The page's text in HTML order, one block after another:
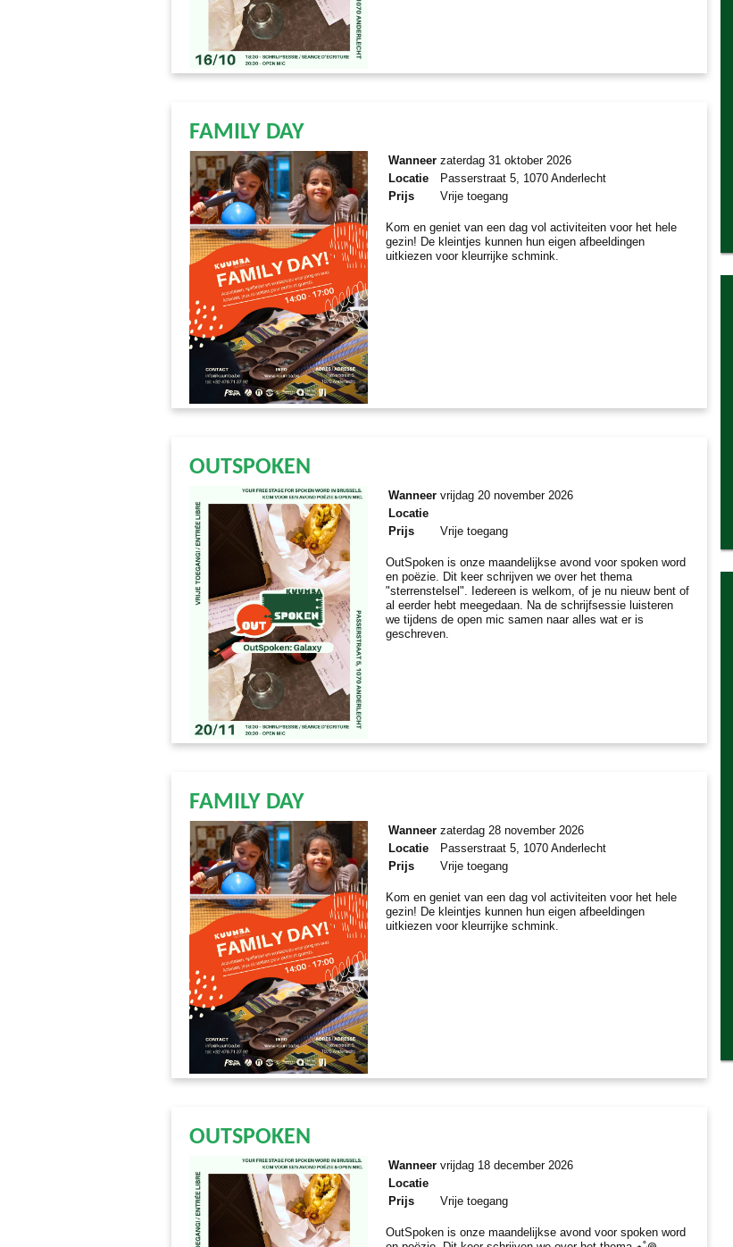
FAMILY DAY
Wanneer zaterdag 31 oktober 2026
Locatie
Passerstraat 5, 1070 Anderlecht
Prijs
Vrije toegang
Kom en geniet van een dag vol activiteiten voor het hele
gezin! De kleintjes kunnen hun eigen afbeeldingen
uitkiezen voor kleurrijke schmink.
OUTSPOKEN
Wanneer vrijdag 20 november 2026
Locatie
Prijs
Vrije toegang
OutSpoken is onze maandelijkse avond voor spoken word
en poëzie. Dit keer schrijven we over het thema
"sterrenstelsel". Iedereen is welkom, of je nu nieuw bent of
al eerder hebt meegedaan. Na de schrijfsessie luisteren
we tijdens de open mic samen naar alles wat er is
geschreven.
FAMILY DAY
Wanneer zaterdag 28 november 2026
Locatie
Passerstraat 5, 1070 Anderlecht
Prijs
Vrije toegang
Kom en geniet van een dag vol activiteiten voor het hele
gezin! De kleintjes kunnen hun eigen afbeeldingen
uitkiezen voor kleurrijke schmink.
OUTSPOKEN
Wanneer vrijdag 18 december 2026
Locatie
Prijs
Vrije toegang
OutSpoken is onze maandelijkse avond voor spoken word